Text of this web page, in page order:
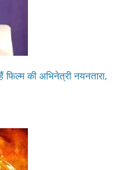
की अभिनेत्री नयनतारा,